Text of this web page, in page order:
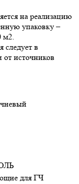
на реализацию
упаковку –
м2.
следует в
источников
для ГЧ